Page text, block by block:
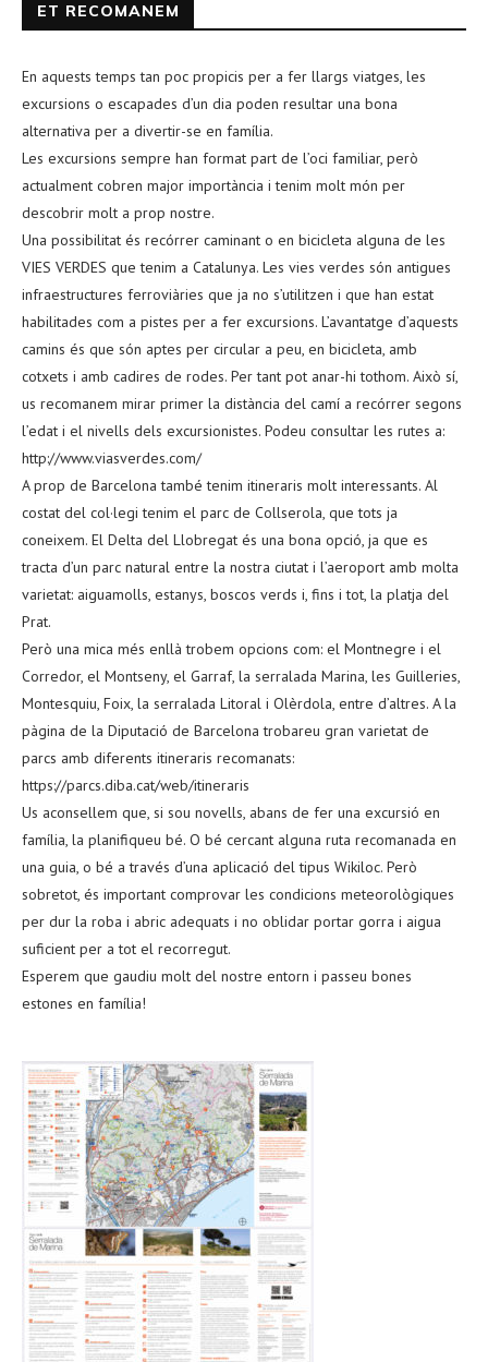
ET RECOMANEM
En aquests temps tan poc propicis per a fer llargs viatges, les
excursions o escapades d’un dia poden resultar una bona
alternativa per a divertir-se en família.
Les excursions sempre han format part de l’oci familiar, però
actualment cobren major importància i tenim molt món per
descobrir molt a prop nostre.
Una possibilitat és recórrer caminant o en bicicleta alguna de les
VIES VERDES que tenim a Catalunya. Les vies verdes són antigues
infraestructures ferroviàries que ja no s’utilitzen i que han estat
habilitades com a pistes per a fer excursions. L’avantatge d’aquests
camins és que són aptes per circular a peu, en bicicleta, amb
cotxets i amb cadires de rodes. Per tant pot anar-hi tothom. Això sí,
us recomanem mirar primer la distància del camí a recórrer segons
l’edat i el nivells dels excursionistes. Podeu consultar les rutes a:
http://www.viasverdes.com/
A prop de Barcelona també tenim itineraris molt interessants. Al
costat del col·legi tenim el parc de Collserola, que tots ja
coneixem. El Delta del Llobregat és una bona opció, ja que es
tracta d’un parc natural entre la nostra ciutat i l’aeroport amb molta
varietat: aiguamolls, estanys, boscos verds i, fins i tot, la platja del
Prat.
Però una mica més enllà trobem opcions com: el Montnegre i el
Corredor, el Montseny, el Garraf, la serralada Marina, les Guilleries,
Montesquiu, Foix, la serralada Litoral i Olèrdola, entre d’altres. A la
pàgina de la Diputació de Barcelona trobareu gran varietat de
parcs amb diferents itineraris recomanats:
https://parcs.diba.cat/web/itineraris
Us aconsellem que, si sou novells, abans de fer una excursió en
família, la planifiqueu bé. O bé cercant alguna ruta recomanada en
una guia, o bé a través d’una aplicació del tipus Wikiloc. Però
sobretot, és important comprovar les condicions meteorològiques
per dur la roba i abric adequats i no oblidar portar gorra i aigua
suficient per a tot el recorregut.
Esperem que gaudiu molt del nostre entorn i passeu bones
estones en família!